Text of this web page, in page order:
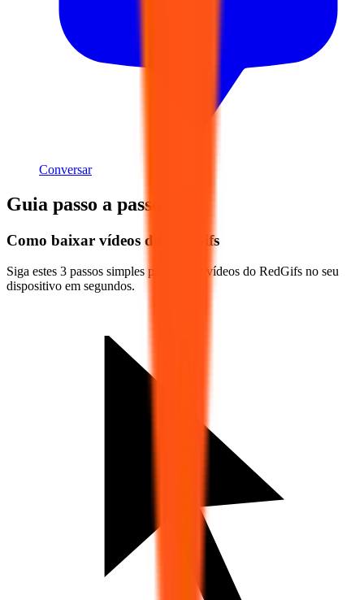
Conversar
Guia passo a passo
Como baixar vídeos do RedGifs
Siga estes 3 passos simples para salvar vídeos do RedGifs no seu
dispositivo em segundos.